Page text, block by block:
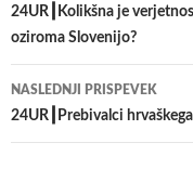
po
prispevkih
24UR┃Kolikšna je
oziroma Slovenijo?
NASLEDNJI PRISPEVEK
24UR┃Prebivalci